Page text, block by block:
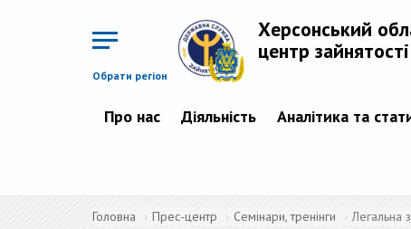
Обрати регіон
Херсонський
центр зайнятості
Про нас Діяльність Аналітика та
Головна Прес-центр Семінари, тренінги Легальна